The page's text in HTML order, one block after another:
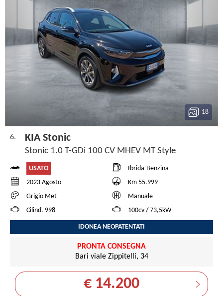
18
6. KIA Stonic
Stonic 1.0 T-GDi 100 CV MHEV MT Style
USATO
Ibrida-Benzina
2023 Agosto
Km 55.999
Grigio Met
Manuale
Cilind. 998
100cv / 73,5kW
IDONEA NEOPATENTATI
PRONTA CONSEGNA
Bari viale Zippitelli, 34
€ 14.200